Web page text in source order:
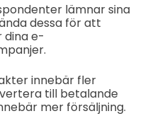
lämnar sina
dessa för att
dina e-
innebär fler
till betalande
mer försäljning.